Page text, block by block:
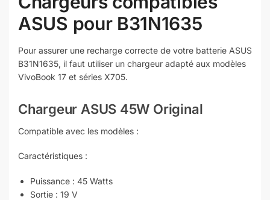
ASUS pour B31N1635
Pour assurer une recharge correcte de votre batterie ASUS
B31N1635, il faut utiliser un chargeur adapté aux modèles
VivoBook 17 et séries X705.
Chargeur ASUS 45W Original
Compatible avec les modèles :
Caractéristiques :
Puissance : 45 Watts
Sortie : 19 V